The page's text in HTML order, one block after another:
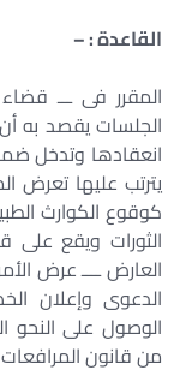
القاعدة : –
المقرر فى ـــ
الجلسات يقصد به
انعقادها وتدخل
يترتب عليها تعرض
كوقوع الكوارث
الثورات ويقع على
العارض ــــ عرض
الدعوى وإعلان
من قانون المرافعات